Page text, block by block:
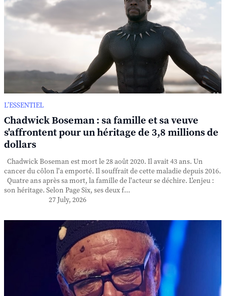
L’ESSENTIEL
Chadwick Boseman : sa famille et sa veuve
s'affrontent pour un héritage de 3,8 millions de
dollars
Chadwick Boseman est mort le 28 août 2020. Il avait 43 ans. Un
cancer du côlon l'a emporté. Il souffrait de cette maladie depuis 2016.
Quatre ans après sa mort, la famille de l'acteur se déchire. L'enjeu :
son héritage. Selon Page Six, ses deux f...
27 July, 2026